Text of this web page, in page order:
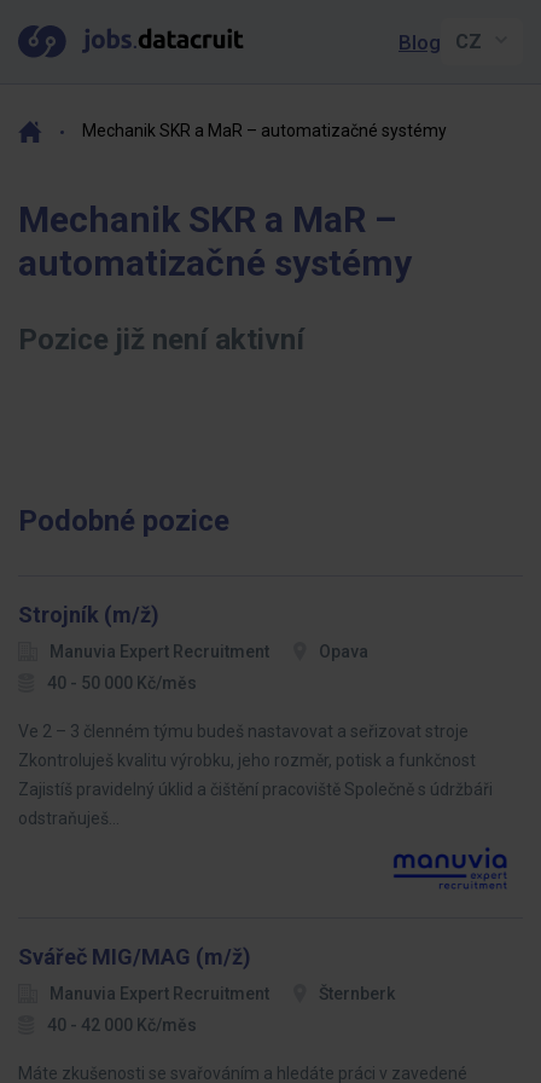
Blog
Mechanik SKR a MaR – automatizačné systémy
Mechanik SKR a MaR –
automatizačné systémy
Pozice již není aktivní
Podobné pozice
Strojník (m/ž)
Manuvia Expert Recruitment
Opava
40 - 50 000 Kč/měs
Ve 2 – 3 členném týmu budeš nastavovat a seřizovat stroje
Zkontroluješ kvalitu výrobku, jeho rozměr, potisk a funkčnost
Zajistíš pravidelný úklid a čištění pracoviště Společně s údržbáři
odstraňuješ…
Svářeč MIG/MAG (m/ž)
Manuvia Expert Recruitment
Šternberk
40 - 42 000 Kč/měs
Máte zkušenosti se svařováním a hledáte práci v zavedené